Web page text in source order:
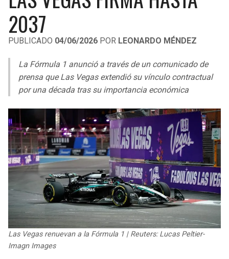
LIGA DE EXPANSIÓN MX
LEAGUES CUP
UEFA EUROPA LEAGUE
UEFA CONFERENCE LEAGUE
COPA LIBERTADORES
COPA SUDAMERICANA
LIGA BETPLAY
OTRAS LIGAS
RAIDERS
RAVENS
BROWNS
STEELERS
TEXANS
COLTS
JAGUARS
CAVALIERS
PACERS
HAWKS
HORNETS
MAGIC
WIZARDS
2037
PUBLICADO 04/06/2026 POR LEONARDO MÉNDEZ
La Fórmula 1 anunció a través de un comunicado de
prensa que Las Vegas extendió su vínculo contractual
por una década tras su importancia económica
Las Vegas renuevan a la Fórmula 1 | Reuters: Lucas Peltier-
Imagn Images